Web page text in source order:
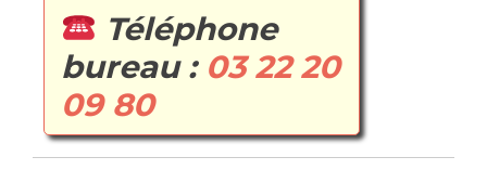
Téléphone
bureau : 03 22 20
09 80